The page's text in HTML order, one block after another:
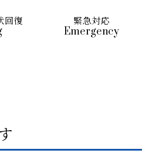
回復 緊急対応
Emergency